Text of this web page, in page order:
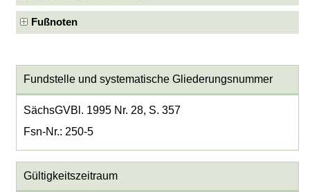
Fußnoten
Fundstelle und systematische Gliederungsnummer
SächsGVBl. 1995 Nr. 28, S. 357
Fsn-Nr.: 250-5
Gültigkeitszeitraum